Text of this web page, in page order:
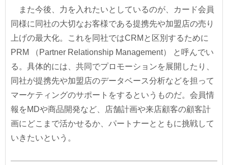
また今後、力を入れたいとしているのが、カード会員
同様に同社の大切なお客様である提携先や加盟店の売り
上げの最大化。これを同社ではCRMと区別するために
PRM （Partner Relationship Management） と呼んでい
る。具体的には、共同でプロモーションを展開したり、
同社が提携先や加盟店のデータベース分析などを担って
マーケティングのサポートをするというものだ。会員情
報をMDや商品開発など、店舗計画や来店顧客の顧客計
画にどこまで活かせるか、パートナーとともに挑戦して
いきたいという。